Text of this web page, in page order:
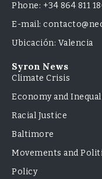
Phone: +34 864 811
E-mail:
Ubicación: Valencia
Syron News
Climate Crisis
Economy and
Racial Justice
Baltimore
Movements and
Policy